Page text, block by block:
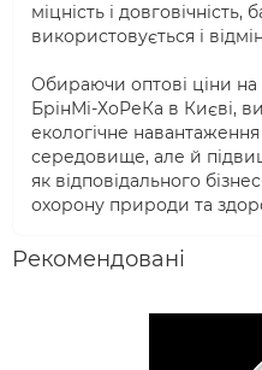
міцність і довговічність,
використовується і
Обираючи оптові ціни на
БрінМі-ХоРеКа в Києві,
екологічне
середовище, але й
як відповідального
охорону природи та
Рекомендовані